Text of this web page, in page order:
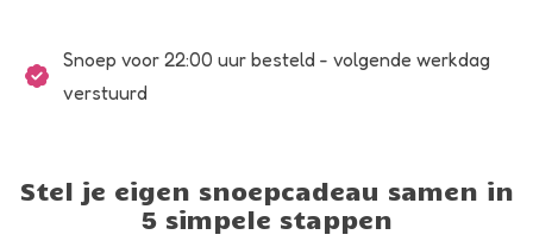
Snoep voor 22:00 uur besteld - volgende werkdag
verstuurd
Stel je eigen snoepcadeau samen in
5 simpele stappen